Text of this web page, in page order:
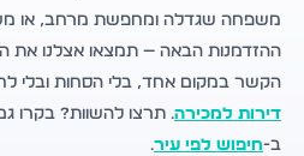
משפחה שגדלה ומחפשת מרחב, או
ההזדמנות הבאה — תמצאו אצלנו את
הקשר במקום אחד, בלי הסחות ובלי
דירות למכירה. תרצו להשוות? בקרו
ב-חיפוש לפי עיר.